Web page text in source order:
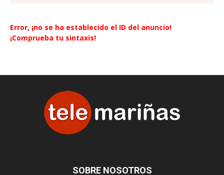
Error, ¡no se ha establecido el ID del anuncio!
¡Comprueba tu sintaxis!
SOBRE NOSOTROS